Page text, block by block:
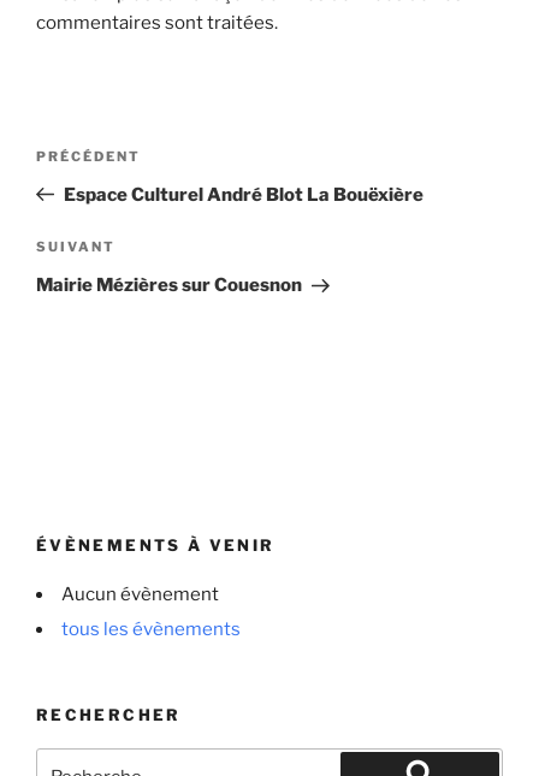
commentaires sont traitées.
Navigation
l’article
Article
précédent
PRÉCÉDENT
Espace Culturel André Blot La Bouëxière
Article
suivant
SUIVANT
Mairie Mézières sur Couesnon
ÉVÈNEMENTS À VENIR
Aucun évènement
tous les évènements
RECHERCHER